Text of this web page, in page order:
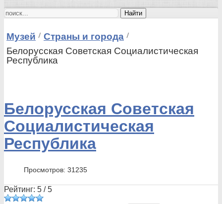
Найти
Музей
Страны и города
Белорусская Советская Социалистическая
Республика
Белорусская Советская
Социалистическая
Республика
Просмотров: 31235
Рейтинг: 5 /5